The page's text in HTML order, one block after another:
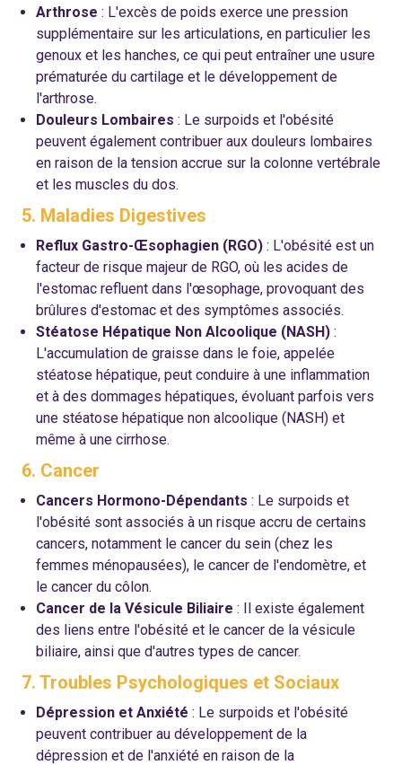
Arthrose : L'excès de poids exerce une pression
supplémentaire sur les articulations, en particulier les
genoux et les hanches, ce qui peut entraîner une usure
prématurée du cartilage et le développement de
l'arthrose.
Douleurs Lombaires : Le surpoids et l'obésité
peuvent également contribuer aux douleurs lombaires
en raison de la tension accrue sur la colonne vertébrale
et les muscles du dos.
5. Maladies Digestives
Reflux Gastro-Œsophagien (RGO) : L'obésité est un
facteur de risque majeur de RGO, où les acides de
l'estomac refluent dans l'œsophage, provoquant des
brûlures d'estomac et des symptômes associés.
Stéatose Hépatique Non Alcoolique (NASH) :
L'accumulation de graisse dans le foie, appelée
stéatose hépatique, peut conduire à une inflammation
et à des dommages hépatiques, évoluant parfois vers
une stéatose hépatique non alcoolique (NASH) et
même à une cirrhose.
6. Cancer
Cancers Hormono-Dépendants : Le surpoids et
l'obésité sont associés à un risque accru de certains
cancers, notamment le cancer du sein (chez les
femmes ménopausées), le cancer de l'endomètre, et
le cancer du côlon.
Cancer de la Vésicule Biliaire : Il existe également
des liens entre l'obésité et le cancer de la vésicule
biliaire, ainsi que d'autres types de cancer.
7. Troubles Psychologiques et Sociaux
Dépression et Anxiété : Le surpoids et l'obésité
peuvent contribuer au développement de la
dépression et de l'anxiété en raison de la